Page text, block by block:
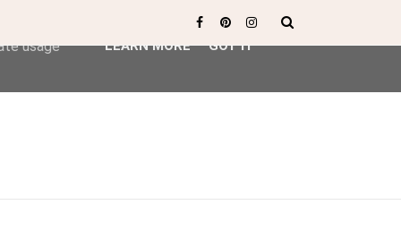
agent
usage
LEARN MORE GOT IT